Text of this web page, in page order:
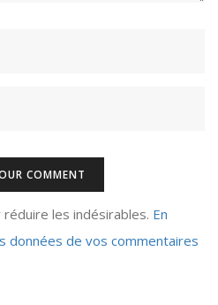
les indésirables. En
données de vos commentaires